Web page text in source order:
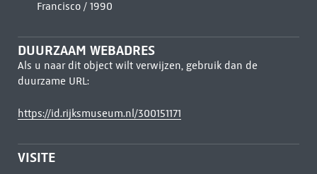
Francisco / 1990
DUURZAAM WEBADRES
Als u naar dit object wilt verwijzen, gebruik dan de
duurzame URL:
https://id.rijksmuseum.nl/300151171
VISITE